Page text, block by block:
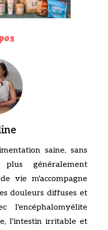
saine, sans
généralement
vie m'accompagne
douleurs diffuses et
l'encéphalomyélite
l'intestin irritable et